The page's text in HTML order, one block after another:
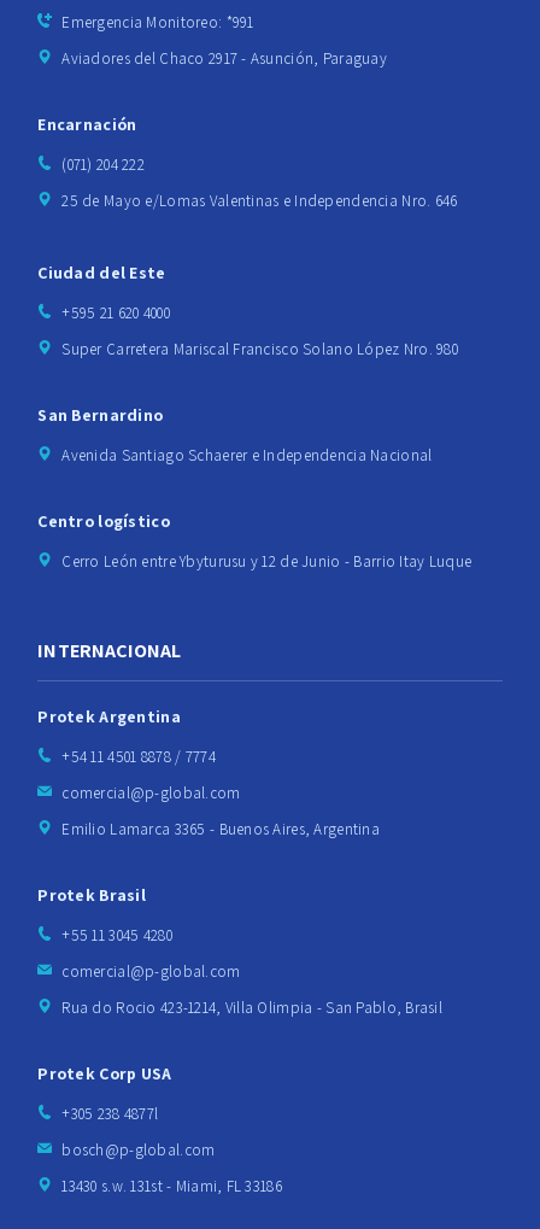
Emergencia Monitoreo: *991
Aviadores del Chaco 2917 - Asunción, Paraguay
Encarnación
(071) 204 222
25 de Mayo e/Lomas Valentinas e Independencia Nro. 646
Ciudad del Este
+595 21 620 4000
Super Carretera Mariscal Francisco Solano López Nro. 980
San Bernardino
Avenida Santiago Schaerer e Independencia Nacional
Centro logístico
Cerro León entre Ybyturusu y 12 de Junio - Barrio Itay Luque
INTERNACIONAL
Protek Argentina
+54 11 4501 8878 / 7774
comercial@p-global.com
Emilio Lamarca 3365 - Buenos Aires, Argentina
Protek Brasil
+55 11 3045 4280
comercial@p-global.com
Rua do Rocio 423-1214, Villa Olimpia - San Pablo, Brasil
Protek Corp USA
+305 238 4877l
bosch@p-global.com
13430 s.w. 131st - Miami, FL 33186